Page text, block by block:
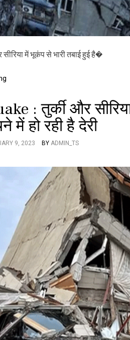
सीरिया में भूकंप से भारी तबाई हुई है�
: तुर्की और
में हो रही है देरी
9, 2023 BY ADMIN_TS